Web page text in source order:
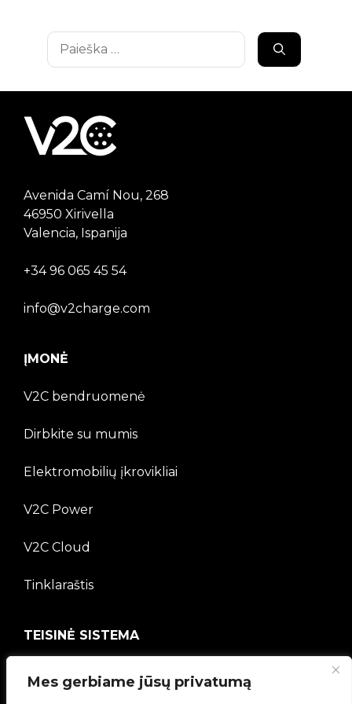
Mes gerbiame jūsų privatumą
Ieškoti:
Avenida Camí Nou, 268
46950 Xirivella
Valencia, Ispanija
+34 96 065 45 54
info@v2charge.com
ĮMONĖ
V2C bendruomenė
Dirbkite su mumis
Elektromobilių įkrovikliai
V2C Power
V2C Cloud
Tinklaraštis
TEISINĖ SISTEMA
Privatumo politika